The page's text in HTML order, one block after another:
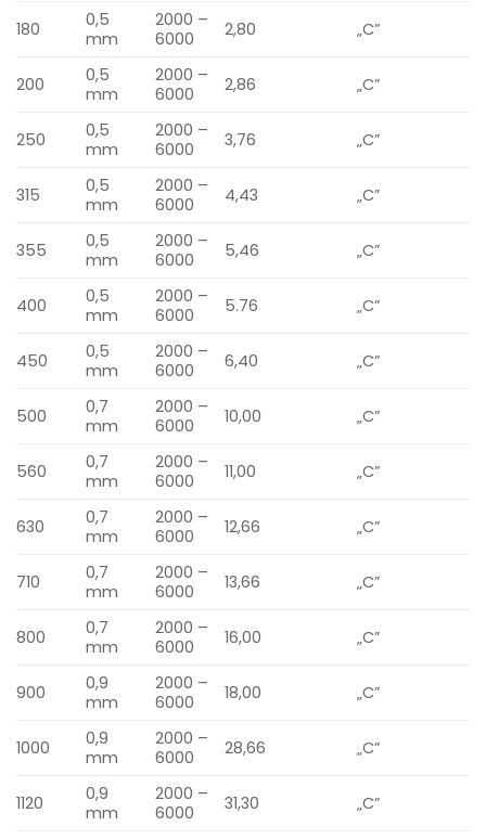
180
0,5
mm
2000 –
6000
2,80 „C”
200
0,5
mm
2000 –
6000
2,86 „C”
250
0,5
mm
2000 –
6000
3,76 „C”
315
0,5
mm
2000 –
6000
4,43 „C”
355
0,5
mm
2000 –
6000
5,46 „C”
400
0,5
mm
2000 –
6000
5.76 „C”
450
0,5
mm
2000 –
6000
6,40 „C”
500
0,7
mm
2000 –
6000
10,00 „C”
560
0,7
mm
2000 –
6000
11,00 „C”
630
0,7
mm
2000 –
6000
12,66 „C”
710
0,7
mm
2000 –
6000
13,66 „C”
800
0,7
mm
2000 –
6000
16,00 „C”
900
0,9
mm
2000 –
6000
18,00 „C”
1000
0,9
mm
2000 –
6000
28,66 „C”
1120
0,9
mm
2000 –
6000
31,30 „C”